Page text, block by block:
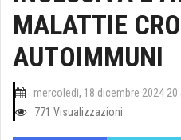
MALATTIE
AUTOIMMUNI
mercoledì, 18 dicembre 2024
771 Visualizzazioni